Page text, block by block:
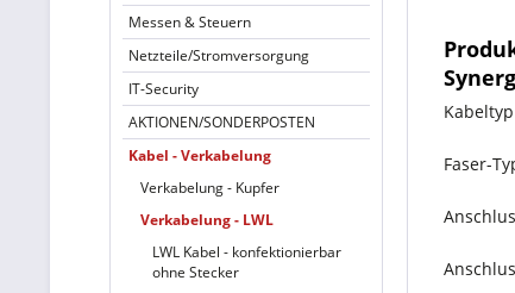
Messen & Steuern
Netzteile/Stromversorgung
IT-Security
AKTIONEN/SONDERPOSTEN
Kabel - Verkabelung
Verkabelung - Kupfer
Verkabelung - LWL
LWL Kabel - konfektionierbar
ohne Stecker
Faser-